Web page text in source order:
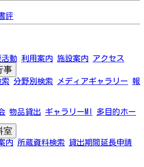
評
活動 利用案内 施設案内 アクセス
事
分野別検索 メディアギャラリー 報
物品貸出 ギャラリーMI
多目的ホー
室
内 所蔵資料検索
貸出期間延長申請